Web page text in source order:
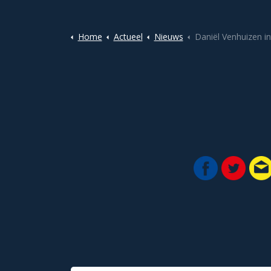
Home Actueel Nieuws Daniël Venhuizen interim